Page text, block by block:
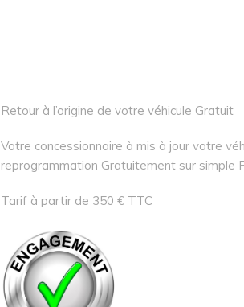
Retour à l’origine de votre véhicule Gratuit
Votre concessionnaire à mis à jour votre
reprogrammation Gratuitement sur simple
Tarif à partir de 350 € TTC